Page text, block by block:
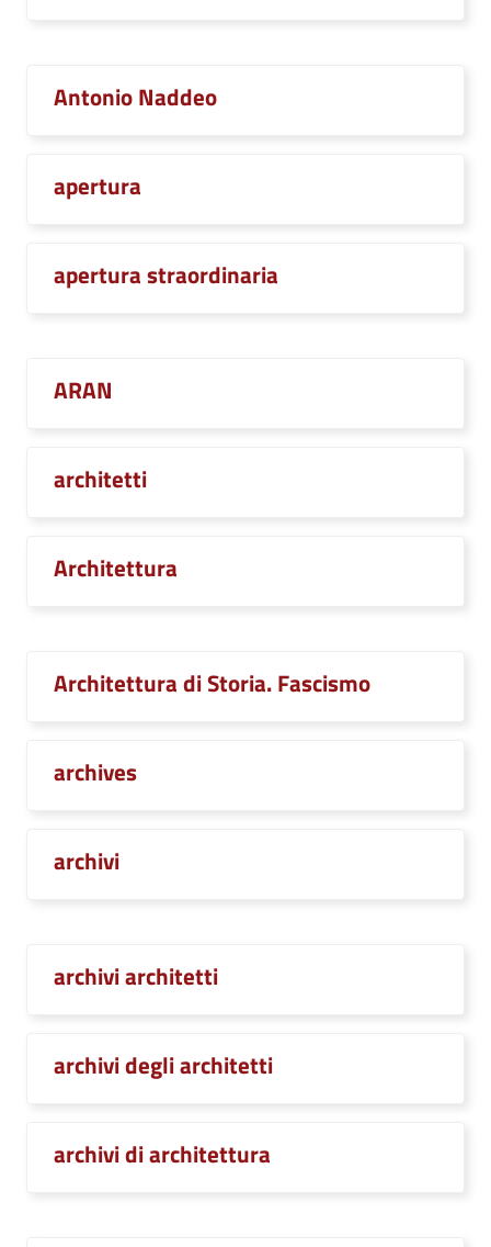
Antonio Naddeo
apertura
apertura straordinaria
ARAN
architetti
Architettura
Architettura di Storia. Fascismo
archives
archivi
archivi architetti
archivi degli architetti
archivi di architettura